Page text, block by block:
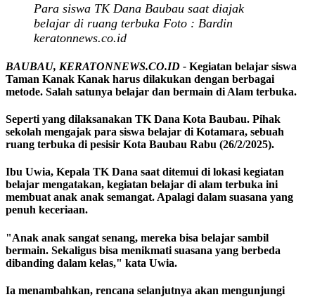
Para siswa TK Dana Baubau saat diajak
belajar di ruang terbuka Foto : Bardin
keratonnews.co.id
BAUBAU, KERATONNEWS.CO.ID - Kegiatan belajar siswa
Taman Kanak Kanak harus dilakukan dengan berbagai
metode. Salah satunya belajar dan bermain di Alam terbuka.
Seperti yang dilaksanakan TK Dana Kota Baubau. Pihak
sekolah mengajak para siswa belajar di Kotamara, sebuah
ruang terbuka di pesisir Kota Baubau Rabu (26/2/2025).
Ibu Uwia, Kepala TK Dana saat ditemui di lokasi kegiatan
belajar mengatakan, kegiatan belajar di alam terbuka ini
membuat anak anak semangat. Apalagi dalam suasana yang
penuh keceriaan.
"Anak anak sangat senang, mereka bisa belajar sambil
bermain. Sekaligus bisa menikmati suasana yang berbeda
dibanding dalam kelas," kata Uwia.
Ia menambahkan, rencana selanjutnya akan mengunjungi